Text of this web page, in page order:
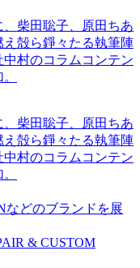
、柴田聡子、原田ちあ
殻ら錚々たる執筆陣
村のコラムコンテン
、柴田聡子、原田ちあ
殻ら錚々たる執筆陣
村のコラムコンテン
などのブランドを展
& CUSTOM